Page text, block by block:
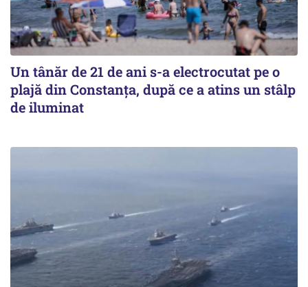
Un tânăr de 21 de ani s-a electrocutat pe o
plajă din Constanța, după ce a atins un stâlp
de iluminat